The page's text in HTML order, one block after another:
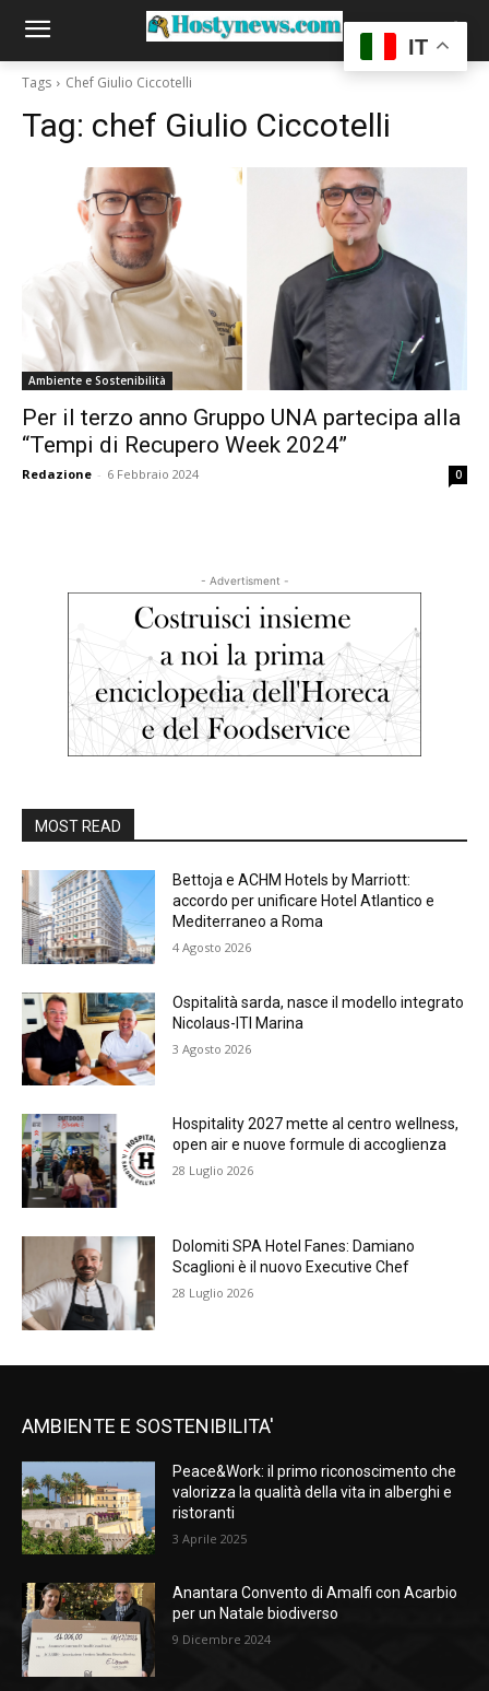
Tags Chef Giulio Ciccotelli
Tag: chef Giulio Ciccotelli
Ambiente e Sostenibilità
Per il terzo anno Gruppo UNA partecipa alla
“Tempi di Recupero Week 2024”
Redazione - 6 Febbraio 2024 0
- Advertisment -
MOST READ
Bettoja e ACHM Hotels by Marriott:
accordo per unificare Hotel Atlantico e
Mediterraneo a Roma
4 Agosto 2026
Ospitalità sarda, nasce il modello integrato
Nicolaus-ITI Marina
3 Agosto 2026
Hospitality 2027 mette al centro wellness,
open air e nuove formule di accoglienza
28 Luglio 2026
Dolomiti SPA Hotel Fanes: Damiano
Scaglioni è il nuovo Executive Chef
28 Luglio 2026
AMBIENTE E SOSTENIBILITA'
Peace&Work: il primo riconoscimento che
valorizza la qualità della vita in alberghi e
ristoranti
3 Aprile 2025
Anantara Convento di Amalfi con Acarbio
per un Natale biodiverso
9 Dicembre 2024
IT